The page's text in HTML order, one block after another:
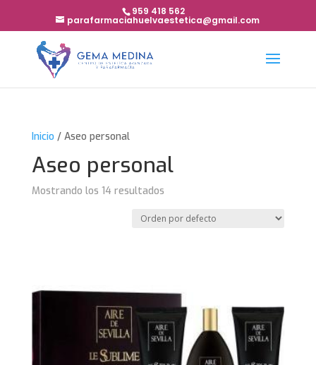
959 418 562
parafarmaciahuelvaestetica@gmail.com
Inicio / Aseo personal
Aseo personal
Mostrando los 14 resultados